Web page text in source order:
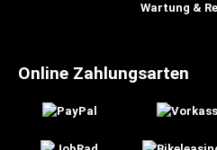
Wartung &
Online Zahlungsarten